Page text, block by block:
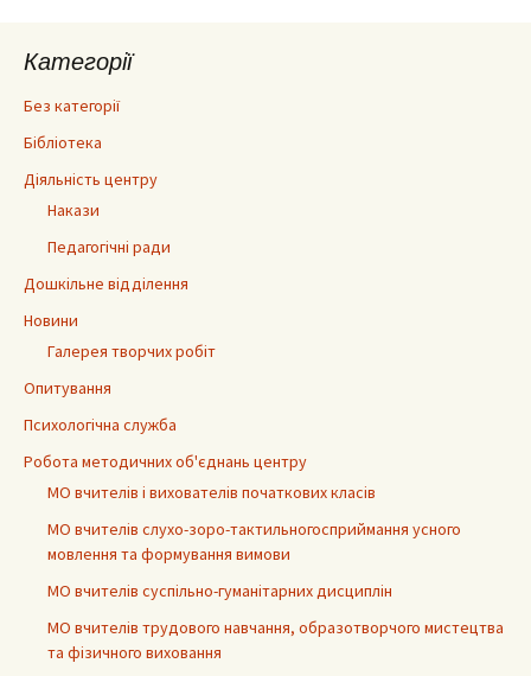
Категорії
Без категорії
Бібліотека
Діяльність центру
Накази
Педагогічні ради
Дошкільне відділення
Новини
Галерея творчих робіт
Опитування
Психологічна служба
Робота методичних об'єднань центру
МО вчителів і вихователів початкових класів
МО вчителів слухо-зоро-тактильногосприймання усного
мовлення та формування вимови
МО вчителів суспільно-гуманітарних дисциплін
МО вчителів трудового навчання, образотворчого мистецтва
та фізичного виховання